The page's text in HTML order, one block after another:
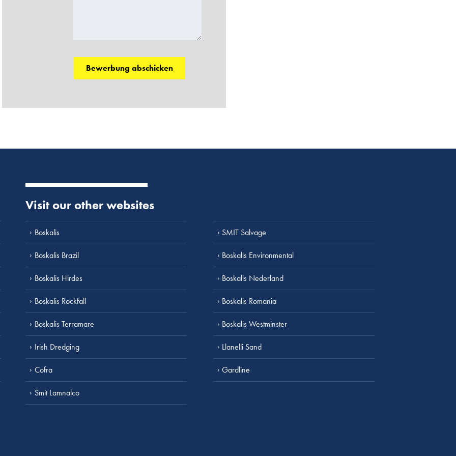
Visit our other websites
Boskalis SMIT Salvage
Boskalis Brazil Boskalis Environmental
Boskalis Hirdes Boskalis Nederland
Boskalis Rockfall Boskalis Romania
Boskalis Terramare Boskalis Westminster
Irish Dredging Llanelli Sand
Cofra Gardline
Smit Lamnalco